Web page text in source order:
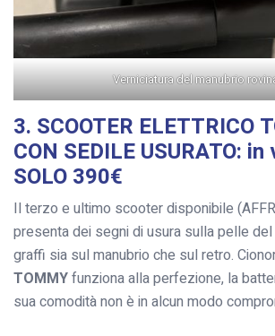
Verniciatura del manubrio
3. SCOOTER ELETTRICO
CON SEDILE USURATO:
SOLO 390€
Il terzo e ultimo scooter disponibile
presenta dei segni di usura sulla pelle
graffi sia sul manubrio che sul retro.
TOMMYfunziona alla perfezione, la
sua comodità non è in alcun modo